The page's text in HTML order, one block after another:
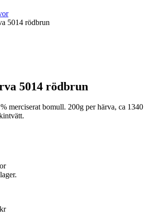
5014 rödbrun
5014 rödbrun
merciserat bomull. 200g per härva, ca 1340